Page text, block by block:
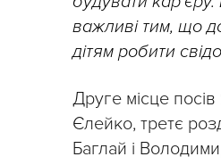
важливі тим, що
дітям робити
Друге місце
Єлейко, третє
Баглай і